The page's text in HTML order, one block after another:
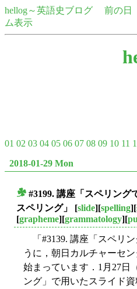
hellog～英語史ブログ 前の日
ム表示
01 02 03 04 05 06 07 08 09 10 11
2018-01-29 Mon
#3199. 講座「スペリン
スペリング」
[slide][spelling][
[grapheme][grammatology][
「#3139. 講座「スペリ
うに，朝日カルチャーセ
始まっています．1月27日
ング」で用いたスライド資